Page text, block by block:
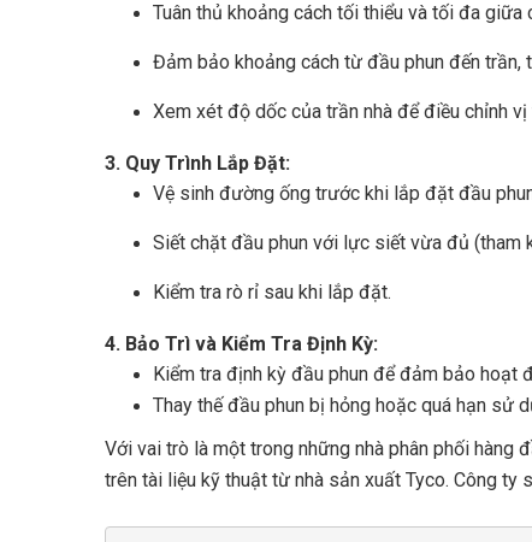
Tuân thủ khoảng cách tối thiểu và tối đa
Đảm bảo khoảng cách từ đầu phun đến trần,
Xem xét độ dốc của trần nhà để điều chỉnh
3. Quy Trình Lắp Đặt:
Vệ sinh đường ống trước khi lắp đặt đầu
Siết chặt đầu phun với lực siết vừa đủ (tham
Kiểm tra rò rỉ sau khi lắp đặt.
4. Bảo Trì và Kiểm Tra Định Kỳ:
Kiểm tra định kỳ đầu phun để đảm bảo hoạt
Thay thế đầu phun bị hỏng hoặc quá hạn sử
Với vai trò là một trong những nhà phân phối
trên tài liệu kỹ thuật từ nhà sản xuất Tyco. Công ty